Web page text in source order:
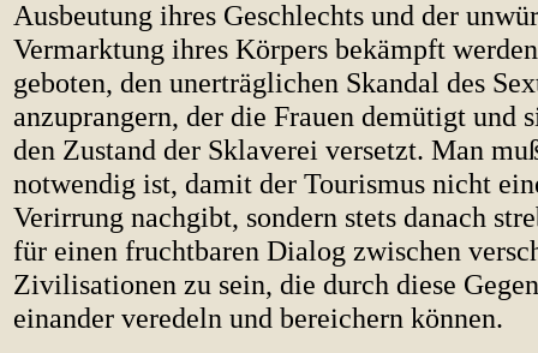
Ausbeutung ihres Geschlechts und der
Vermarktung ihres Körpers bekämpft
geboten, den unerträglichen Skandal des
anzuprangern, der die Frauen demütigt und
den Zustand der Sklaverei versetzt. Man
notwendig ist, damit der Tourismus nicht
Verirrung nachgibt, sondern stets danach
für einen fruchtbaren Dialog zwischen
Zivilisationen zu sein, die durch diese
einander veredeln und bereichern können.